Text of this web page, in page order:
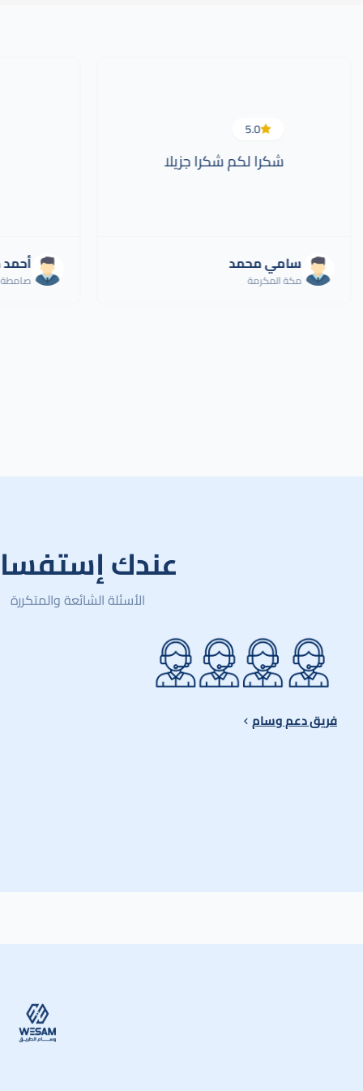
5.0
شكرا لكم شكرا جزيلا
سامي محمد
مكة المكرمة صامطة
عندك
الأسئلة الشائعة والمتكررة
فريق دعم وسام